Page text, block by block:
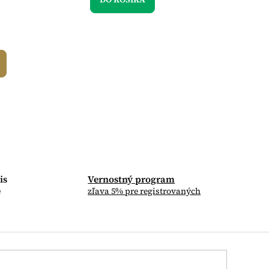
O
Vernostný program
zľava 5% pre registrovaných